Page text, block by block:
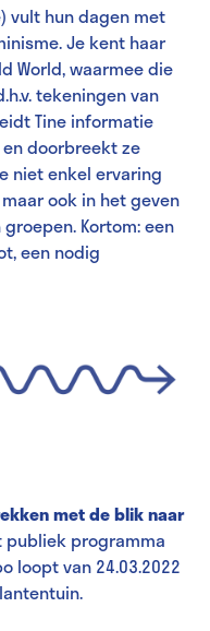
vult hun dagen met
Je kent haar
World, waarmee die
tekeningen van
Tine informatie
doorbreekt ze
niet enkel ervaring
ook in het geven
Kortom: een
een nodig
met de blik naar
publiek programma
loopt van 24.03.2022